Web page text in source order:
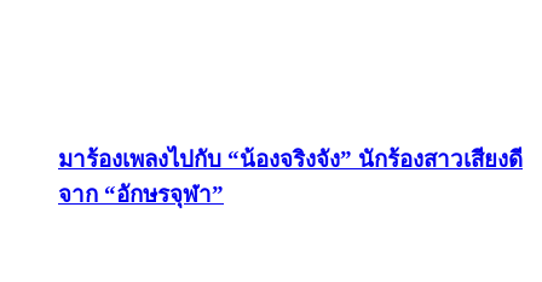
มาร้องเพลงไปกับ “น้องจริงจัง” นักร้องสาวเสียงดี
จาก “อักษรจุฬา”